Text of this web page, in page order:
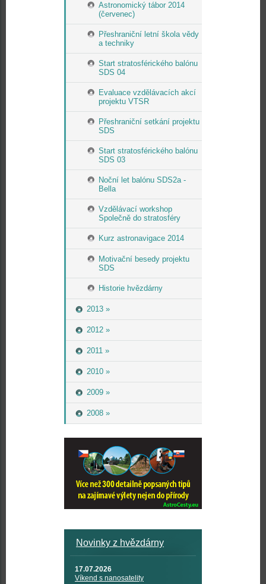
Astronomický tábor 2014
(červenec)
Přeshraniční letní škola vědy
a techniky
Start stratosférického balónu
SDS 04
Evaluace vzdělávacích akcí
projektu VTSR
Přeshraniční setkání projektu
SDS
Start stratosférického balónu
SDS 03
Noční let balónu SDS2a -
Bella
Vzdělávací workshop
Společně do stratosféry
Kurz astronavigace 2014
Motivační besedy projektu
SDS
Historie hvězdárny
2013 »
2012 »
2011 »
2010 »
2009 »
2008 »
Novinky z hvězdárny
17.07.2026
Víkend s nanosatelity